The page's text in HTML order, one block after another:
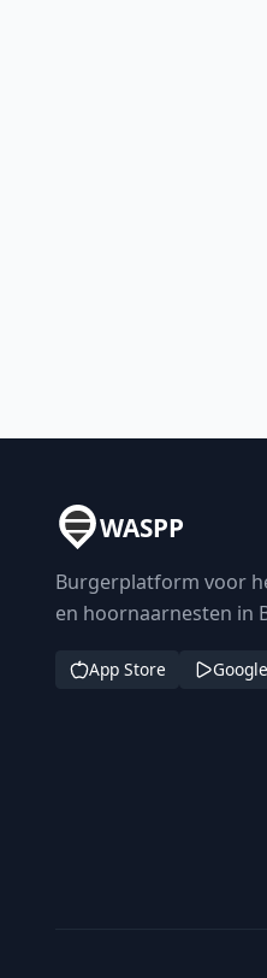
WASPP
Burgerplatform voor
en hoornaarnesten in
App Store